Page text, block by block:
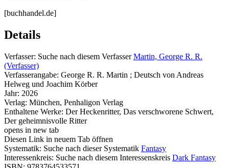
[buchhandel.de]
Details
Verfasser: Suche nach diesem Verfasser Martin, George R. R.
(Verfasser)
Verfasserangabe: George R. R. Martin ; Deutsch von Andreas
Helweg und Joachim Körber
Jahr: 2026
Verlag: München, Penhaligon Verlag
Enthaltene Werke: Der Heckenritter, Das verschworene Schwert,
Der geheimnisvolle Ritter
opens in new tab
Diesen Link in neuem Tab öffnen
Systematik: Suche nach dieser Systematik Fantasy
Interessenkreis: Suche nach diesem Interessenskreis Dark Fantasy